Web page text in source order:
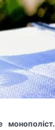
монополіст.